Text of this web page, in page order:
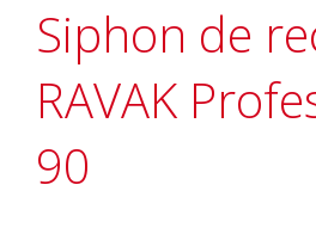
Siphon de
RAVAK
90